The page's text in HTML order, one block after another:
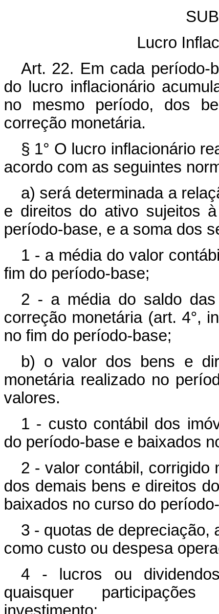
Lucro
Art. 22. Em cada período-
do lucro inflacionário
no mesmo período, dos
correção monetária.
§ 1° O lucro inflacionário
acordo com as seguintes
a) será determinada a
e direitos do ativo sujeitos
período-base, e a soma dos
1 - a média do valor
fim do período-base;
2 - a média do saldo
correção monetária (art. 4°,
no fim do período-base;
b) o valor dos bens e
monetária realizado no
valores.
1 - custo contábil dos
do período-base e baixados
2 - valor contábil, corrigido
dos demais bens e direitos
baixados no curso do
3 - quotas de depreciação,
como custo ou despesa
4 - lucros ou
quaisquer